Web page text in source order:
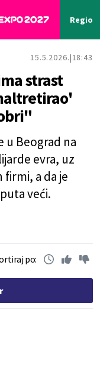
Region
15.5.2026. 18:43
strast
u Beograd na
evra, uz
firmi, a da je
veći.
po: